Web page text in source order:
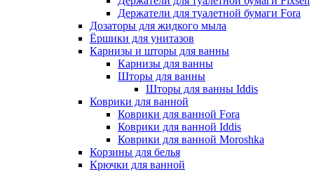
Держатели для туалетной бумаги Fora
Дозаторы для жидкого мыла
Ёршики для унитазов
Карнизы и шторы для ванны
Карнизы для ванны
Шторы для ванны
Шторы для ванны Iddis
Коврики для ванной
Коврики для ванной Fora
Коврики для ванной Iddis
Коврики для ванной Moroshka
Корзины для белья
Крючки для ванной